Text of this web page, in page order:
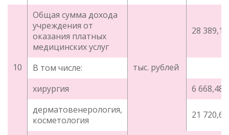
10
Общая сумма дохода
учреждения от
оказания платных
медицинских услуг
тыс. рублей
28 389,17
В том числе:
хирургия
6 668,48
дерматовенерология,
косметология
21 720,69